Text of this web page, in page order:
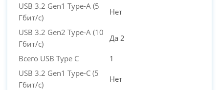
USB 3.2 Gen1 Type-A (5
Гбит/с)
Нет
USB 3.2 Gen2 Type-A (10
Гбит/с)
Да 2
Всего USB Type C
1
USB 3.2 Gen1 Type-C (5
Гбит/с)
Нет